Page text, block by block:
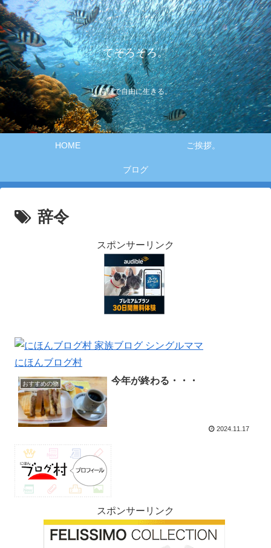
てそろそろ。
笑顔で自由に生きる。
HOME ご挨拶。
ブログ
辞令
スポンサーリンク
にほんブログ村
おすすめの物 今年が終わる・・・
2024.11.17
スポンサーリンク